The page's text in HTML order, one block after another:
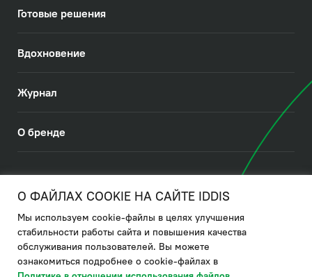
Готовые решения
Вдохновение
Журнал
О бренде
Политика в отношении использования файлов cookies
Политика обработки ПДн
Политика в области управления цепочкой поставки
О ФАЙЛАХ COOKIE НА САЙТЕ IDDIS
Мы используем cookie-файлы в целях улучшения
стабильности работы сайта и повышения качества
обслуживания пользователей. Вы можете
ознакомиться подробнее о cookie-файлах в